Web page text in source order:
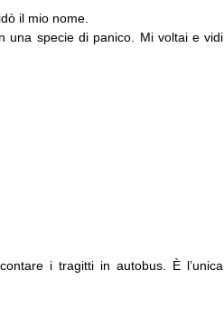
il mio nome.
una specie di panico. Mi voltai e vidi
i tragitti in autobus. È l’unica